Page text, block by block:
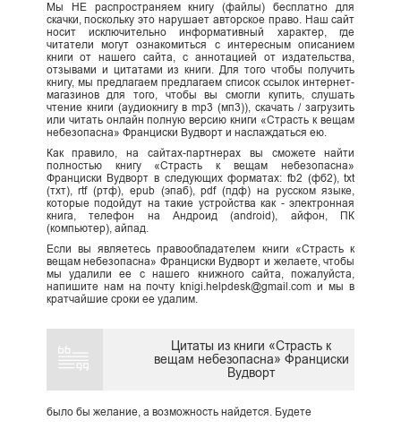
Мы НЕ распространяем книгу (файлы) бесплатно для
скачки, поскольку это нарушает авторское право. Наш сайт
носит исключительно информативный характер, где
читатели могут ознакомиться с интересным описанием
книги от нашего сайта, с аннотацией от издательства,
отзывами и цитатами из книги. Для того чтобы получить
книгу, мы предлагаем предлагаем список ссылок интернет-
магазинов для того, чтобы вы смогли купить, слушать
чтение книги (аудиокнигу в mp3 (мп3)), скачать / загрузить
или читать онлайн полную версию книги «Страсть к вещам
небезопасна» Франциски Вудворт и наслаждаться ею.
Как правило, на сайтах-партнерах вы сможете найти
полностью книгу «Страсть к вещам небезопасна»
Франциски Вудворт в следующих форматах: fb2 (фб2), txt
(тхт), rtf (ртф), epub (эпаб), pdf (пдф) на русском языке,
которые подойдут на такие устройства как - электронная
книга, телефон на Андроид (android), айфон, ПК
(компьютер), айпад.
Если вы являетесь правообладателем книги «Страсть к
вещам небезопасна» Франциски Вудворт и желаете, чтобы
мы удалили ее с нашего книжного сайта, пожалуйста,
напишите нам на почту knigi.helpdesk@gmail.com и мы в
кратчайшие сроки ее удалим.
Цитаты из книги «Страсть к
вещам небезопасна» Франциски
Вудворт
было бы желание, а возможность найдется. Будете